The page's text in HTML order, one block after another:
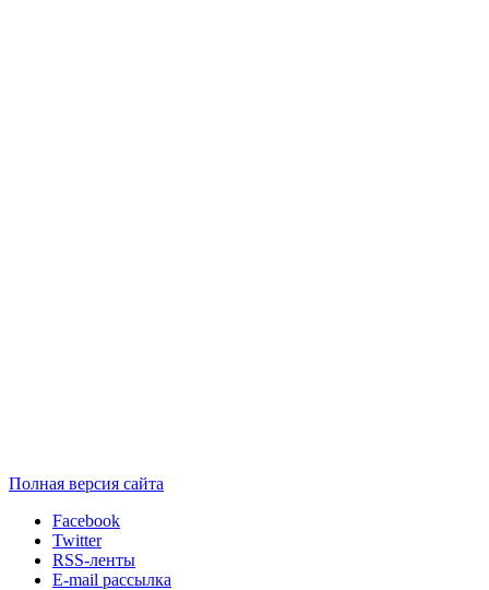
Полная версия сайта
Facebook
Twitter
RSS-ленты
E-mail рассылка